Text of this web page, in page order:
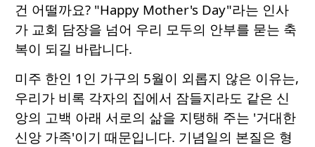
건 어떨까요? "Happy Mother's Day"라는 인사
가 교회 담장을 넘어 우리 모두의 안부를 묻는 축
복이 되길 바랍니다.
미주 한인 1인 가구의 5월이 외롭지 않은 이유는,
우리가 비록 각자의 집에서 잠들지라도 같은 신
앙의 고백 아래 서로의 삶을 지탱해 주는 '거대한
신앙 가족'이기 때문입니다. 기념일의 본질은 형